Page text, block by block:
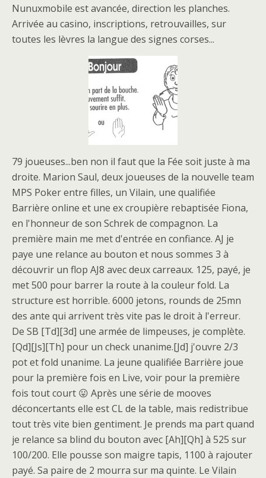
Nunuxmobile est avancée, direction les planches.
Arrivée au casino, inscriptions, retrouvailles, sur
toutes les lèvres la langue des signes corses...
79 joueuses...ben non il faut que la Fée soit juste à ma
droite. Marion Saul, deux joueuses de la nouvelle team
MPS Poker entre filles, un Vilain, une qualifiée
Barrière online et une ex croupière rebaptisée Fiona,
en l'honneur de son Schrek de compagnon. La
première main me met d'entrée en confiance. AJ je
paye une relance au bouton et nous sommes 3 à
découvrir un flop AJ8 avec deux carreaux. 125, payé, je
met 500 pour barrer la route à la couleur fold. La
structure est horrible. 6000 jetons, rounds de 25mn
des ante qui arrivent très vite pas le droit à l'erreur.
De SB [Td][3d] une armée de limpeuses, je complète.
[Qd][Js][Th] pour un check unanime.[Jd] j'ouvre 2/3
pot et fold unanime. La jeune qualifiée Barrière joue
pour la première fois en Live, voir pour la première
fois tout court 😛 Après une série de mooves
déconcertants elle est CL de la table, mais redistribue
tout très vite bien gentiment. Je prends ma part quand
je relance sa blind du bouton avec [Ah][Qh] à 525 sur
100/200. Elle pousse son maigre tapis, 1100 à rajouter
payé. Sa paire de 2 mourra sur ma quinte. Le Vilain